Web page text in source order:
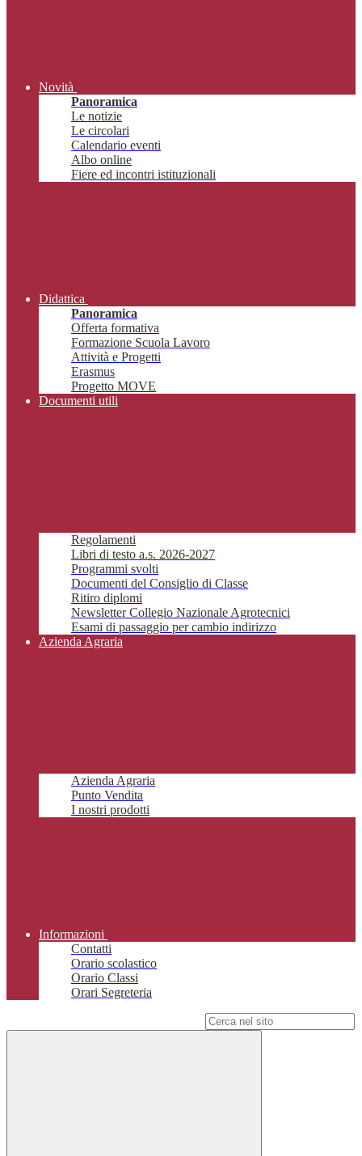
Novità
Panoramica
Le notizie
Le circolari
Calendario eventi
Albo online
Fiere ed incontri istituzionali
Didattica
Panoramica
Offerta formativa
Formazione Scuola Lavoro
Attività e Progetti
Erasmus
Progetto MOVE
Documenti utili
Regolamenti
Libri di testo a.s. 2026-2027
Programmi svolti
Documenti del Consiglio di Classe
Ritiro diplomi
Newsletter Collegio Nazionale Agrotecnici
Esami di passaggio per cambio indirizzo
Azienda Agraria
Azienda Agraria
Punto Vendita
I nostri prodotti
Informazioni
Contatti
Orario scolastico
Orario Classi
Orari Segreteria